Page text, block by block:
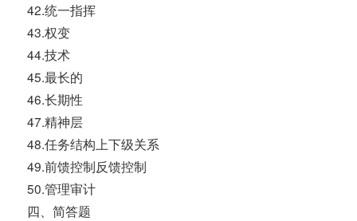
42.统一指挥
43.权变
44.技术
45.最长的
46.长期性
47.精神层
48.任务结构上下级关系
49.前馈控制反馈控制
50.管理审计
四、简答题